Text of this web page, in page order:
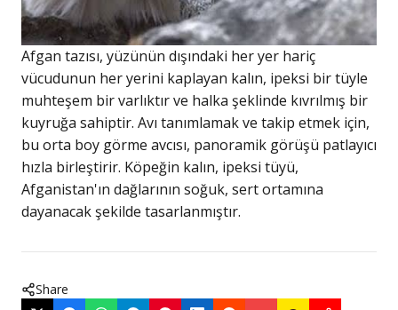
Afgan tazısı, yüzünün dışındaki her yer hariç
vücudunun her yerini kaplayan kalın, ipeksi bir tüyle
muhteşem bir varlıktır ve halka şeklinde kıvrılmış bir
kuyruğa sahiptir. Avı tanımlamak ve takip etmek için,
bu orta boy görme avcısı, panoramik görüşü patlayıcı
hızla birleştirir. Köpeğin kalın, ipeksi tüyü,
Afganistan'ın dağlarının soğuk, sert ortamına
dayanacak şekilde tasarlanmıştır.
Share